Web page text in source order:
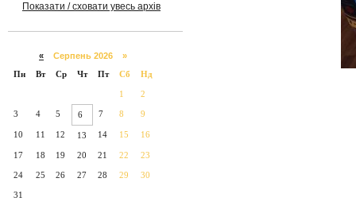
Показати / сховати увесь архів
« Серпень 2026 »
Пн
Вт Ср Чт Пт Сб Нд
1 2
3 4 5 6 7 8 9
10 11 12 13 14 15 16
17 18 19 20 21 22 23
24 25 26 27 28 29 30
31